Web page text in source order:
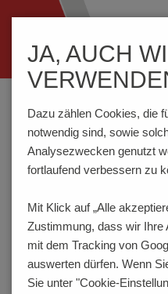
ein-/ausblenden
Home Prüftechnik
Standard-Federkontakt 177
JA, AUCH
Dazu zählen Cookies, die
notwendig sind, sowie
Analysezwecken genutzt
fortlaufend verbessern zu
Mit Klick auf „Alle
Zustimmung, dass wir Ihre
mit dem Tracking von
auswerten dürfen. Wenn
Sie unter "Cookie-